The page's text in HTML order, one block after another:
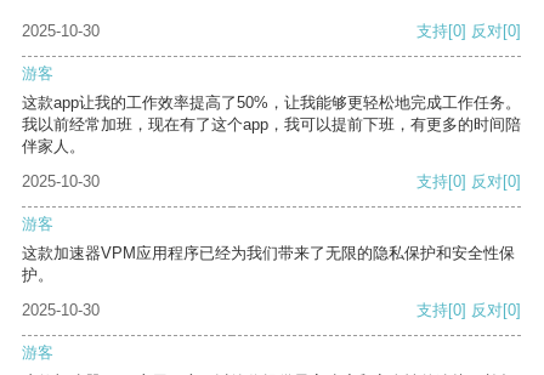
2025-10-30 支持[0] 反对[0]
游客
这款app让我的工作效率提高了50%，让我能够更轻松地完成工作任务。
我以前经常加班，现在有了这个app，我可以提前下班，有更多的时间陪
伴家人。
2025-10-30
支持[0] 反对[0]
游客
这款加速器VPM应用程序已经为我们带来了无限的隐私保护和安全性保
护。
2025-10-30
支持[0] 反对[0]
游客